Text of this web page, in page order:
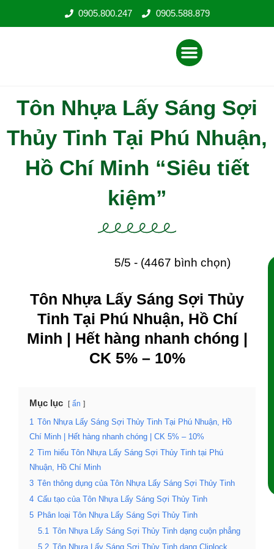
0905.800.247 0905.588.879
Menu
Tôn Nhựa Lấy Sáng Sợi
Thủy Tinh Tại Phú Nhuận,
Hồ Chí Minh “Siêu tiết
kiệm”
5/5 - (4467 bình chọn)
Tôn Nhựa Lấy Sáng Sợi Thủy
Tinh Tại Phú Nhuận, Hồ Chí
Minh | Hết hàng nhanh chóng |
CK 5% – 10%
Mục lục ẩn
1 Tôn Nhựa Lấy Sáng Sợi Thủy Tinh Tại Phú Nhuận, Hồ
Chí Minh | Hết hàng nhanh chóng | CK 5% – 10%
2 Tìm hiểu Tôn Nhựa Lấy Sáng Sợi Thủy Tinh tại Phú
Nhuận, Hồ Chí Minh
3 Tên thông dụng của Tôn Nhựa Lấy Sáng Sợi Thủy Tinh
4 Cấu tạo của Tôn Nhựa Lấy Sáng Sợi Thủy Tinh
5 Phân loại Tôn Nhựa Lấy Sáng Sợi Thủy Tinh
5.1 Tôn Nhựa Lấy Sáng Sợi Thủy Tinh dạng cuộn phẳng
5.2 Tôn Nhựa Lấy Sáng Sợi Thủy Tinh dạng Cliplock